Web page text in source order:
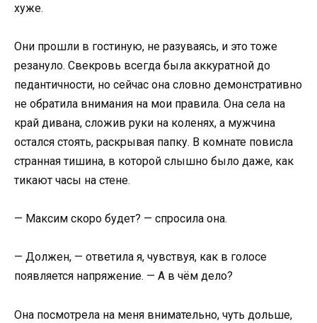
хуже.
Они прошли в гостиную, не разуваясь, и это тоже
резануло. Свекровь всегда была аккуратной до
педантичности, но сейчас она словно демонстративно
не обратила внимания на мои правила. Она села на
край дивана, сложив руки на коленях, а мужчина
остался стоять, раскрывая папку. В комнате повисла
странная тишина, в которой слышно было даже, как
тикают часы на стене.
— Максим скоро будет? — спросила она.
— Должен, — ответила я, чувствуя, как в голосе
появляется напряжение. — А в чём дело?
Она посмотрела на меня внимательно, чуть дольше,